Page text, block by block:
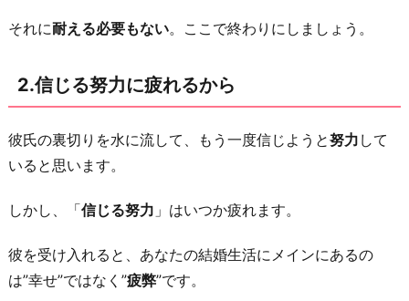
だ
ら
5.
あ
な
の
生
が
それに耐える必要もない。ここで終わりにしましょう。
2.信じる努力に疲れるから
彼氏の裏切りを水に流して、もう一度信じようと努力 して
いると思います。
しかし、「信じる努力 」はいつか疲れます。
彼を受け入れると、あなたの結婚生活にメインにあるの
は”幸せ”ではなく”疲弊”です。